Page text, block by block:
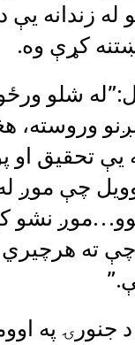
له زندانه يې
کړې وه.
شلو
وروسته،
تحقیق او
چې موږ
نشو
ته هرچیري
جنورۍ په